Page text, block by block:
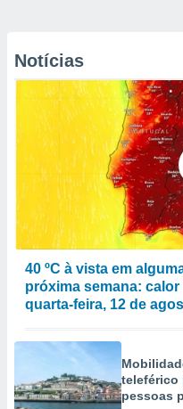
Notícias
40 ºC à vista em
próxima semana:
quarta-feira, 12 de
teleférico
pessoas